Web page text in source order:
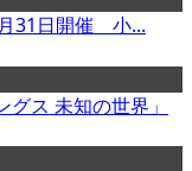
31日開催 小...
ス 未知の世界」